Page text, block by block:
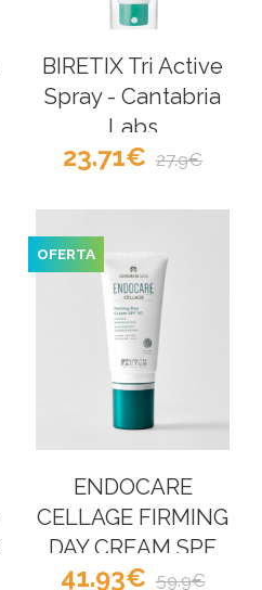
BIRETIX Tri Active
Spray - Cantabria
Labs
23.71 27.9
ENDOCARE
CELLAGE FIRMING
DAY CREAM SPF
30 - Cantabria
OFERTA
41.93 59.9